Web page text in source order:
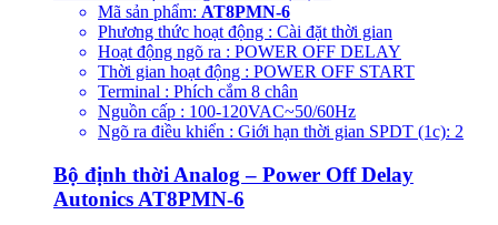
Mã sản phẩm: AT8PMN-6
Phương thức hoạt động : Cài đặt thời gian
Hoạt động ngõ ra : POWER OFF DELAY
Thời gian hoạt động : POWER OFF START
Terminal : Phích cắm 8 chân
Nguồn cấp : 100-120VAC~50/60Hz
Ngõ ra điều khiển : Giới hạn thời gian SPDT (1c): 2
Bộ định thời Analog – Power Off Delay
Autonics AT8PMN-6